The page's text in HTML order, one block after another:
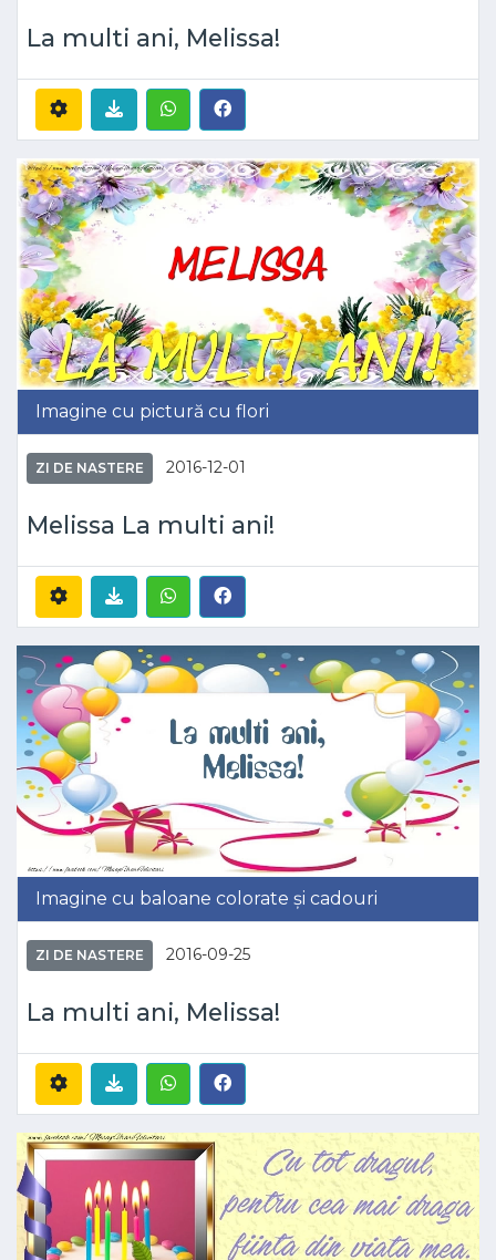
La multi ani, Melissa!
Imagine cu pictură cu flori
ZI DE NASTERE 2016-12-01
Melissa La multi ani!
Imagine cu baloane colorate și cadouri
ZI DE NASTERE 2016-09-25
La multi ani, Melissa!